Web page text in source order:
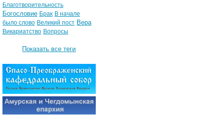
Благотворительность
Богословие Брак В начале
было слово Великий пост Вера
Викариатство Вопросы
Показать все теги